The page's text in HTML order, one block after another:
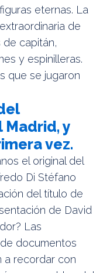
eternas. La
de
capitán,
y espinilleras.
que se jugaron
Madrid, y
vez.
el original del
Di Stéfano
del título de
de David
Las
documentos
a recordar con